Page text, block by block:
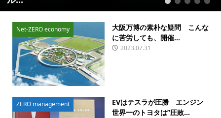
1 2 3 4 5
Net-ZERO economy
大阪万博の素朴な疑問 こんな
に苦労しても、開催...
2023.07.31
ZERO management
EVはテスラが圧勝 エンジン
世界一のトヨタは”圧敗...